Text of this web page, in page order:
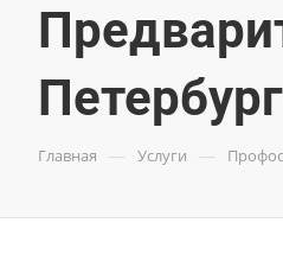
Главная — Услуги —